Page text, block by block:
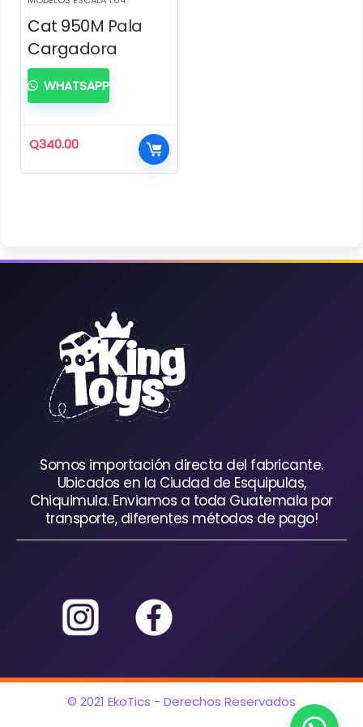
Cat 950M Pala
Cargadora
Q340.00
WHATSAPP
Somos importación directa del fabricante.
Ubicados en la Ciudad de Esquipulas,
Chiquimula. Enviamos a toda Guatemala por
transporte, diferentes métodos de pago!
© 2021 EkoTics - Derechos Reservados